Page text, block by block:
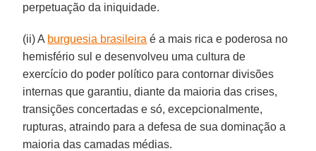
perpetuação da iniquidade.
(ii) A burguesia brasileira é a mais rica e poderosa no
hemisfério sul e desenvolveu uma cultura de
exercício do poder político para contornar divisões
internas que garantiu, diante da maioria das crises,
transições concertadas e só, excepcionalmente,
rupturas, atraindo para a defesa de sua dominação a
maioria das camadas médias.